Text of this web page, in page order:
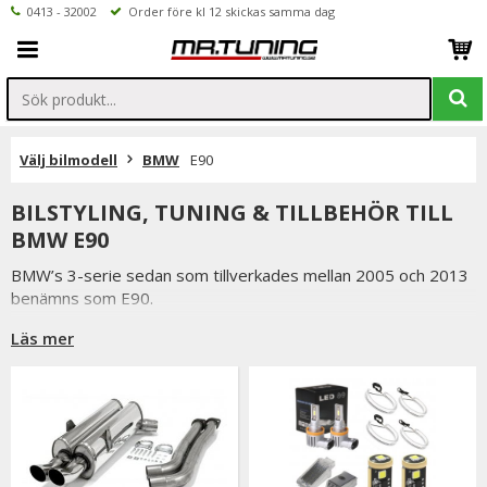
0413 - 32002 Order före kl 12 skickas samma dag
Välj bilmodell BMW E90
BILSTYLING, TUNING & TILLBEHÖR TILL
BMW E90
BMW’s 3-serie sedan som tillverkades mellan 2005 och 2013
benämns som E90.
E90 är en väldigt populär bil och vi utvecklar ständigt vårt
Hos oss hittar du coilovers, vindavvisare, njurar och övriga
stylingprodukter.
Läs mer